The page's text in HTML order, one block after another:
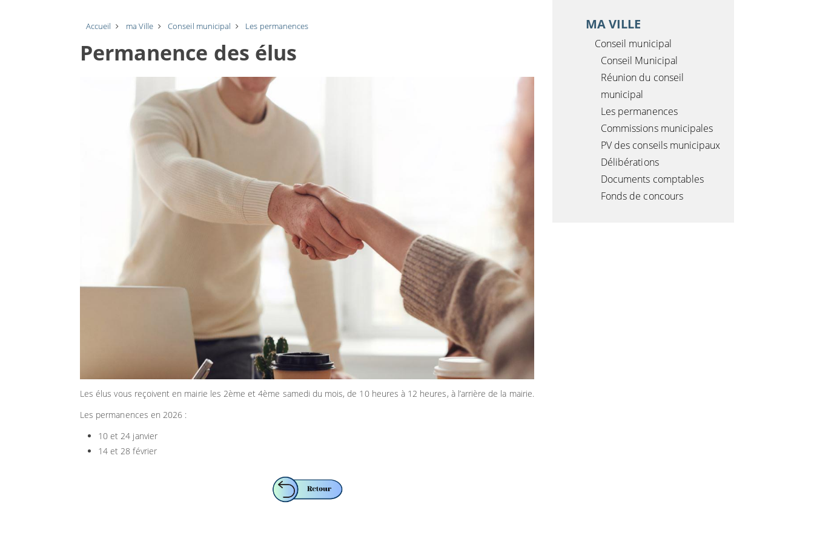
Accueil ma Ville Conseil municipal Les permanences
Permanence des élus
Les élus vous reçoivent en mairie les 2ème et 4ème samedi du mois, de 10 heures à 12 heures, à l’arrière de la mairie.
Les permanences en 2026 :
10 et 24 janvier
14 et 28 février
MA VILLE
Conseil municipal
Conseil Municipal
Réunion du conseil
municipal
Les permanences
Commissions municipales
PV des conseils municipaux
Délibérations
Documents comptables
Fonds de concours